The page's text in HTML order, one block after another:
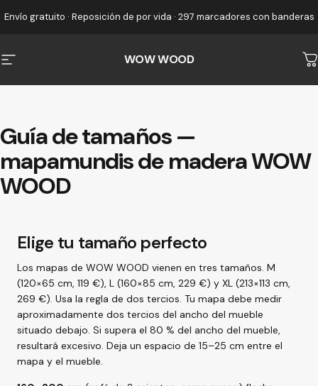
Envío gratuito · Reposición de por vida · 297 marcadores con banderas
Navegación
WOW WOOD
Guíadetamaños—
mapamundisde maderaWOW
WOOD
Elige tu tamaño perfecto
Los mapas de WOW WOOD vienen en tres tamaños. M
(120×65 cm, 119 €), L (160×85 cm, 229 €) y XL (213×113 cm,
269 €). Usa la regla de dos tercios. Tu mapa debe medir
aproximadamente dos tercios del ancho del mueble
situado debajo. Si supera el 80 % del ancho del mueble,
resultará excesivo. Deja un espacio de 15–25 cm entre el
mapa y el mueble.